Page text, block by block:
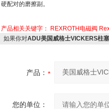
硬配对的磨擦副。
产品相关关键字： REXROTH电磁阀
如果你对ADU美国威格士VICKERS柱
产品：
您的单位：